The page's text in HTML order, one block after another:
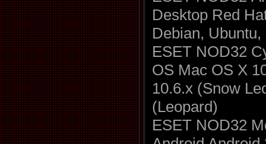
Desktop Red
Debian, Ubuntu,
ESET NOD32
OS Mac OS X
10.6.x (Snow
(Leopard)
ESET NOD32